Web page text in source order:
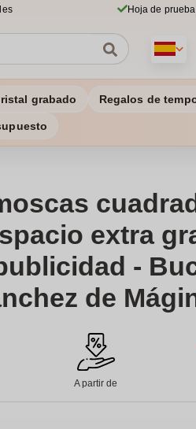
Hoja de
grabado Regalos de
extra
-
de
A partir de